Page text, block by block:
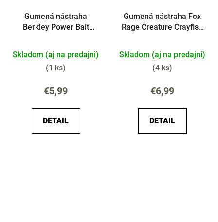
Gumená nástraha
Berkley Power Bait
Skladom (aj na predajni)
(1 ks)
€5,99
DETAIL
Gumená nástraha Fox
Rage Creature Crayfish
Skladom (aj na predajni)
(4 ks)
€6,99
DETAIL